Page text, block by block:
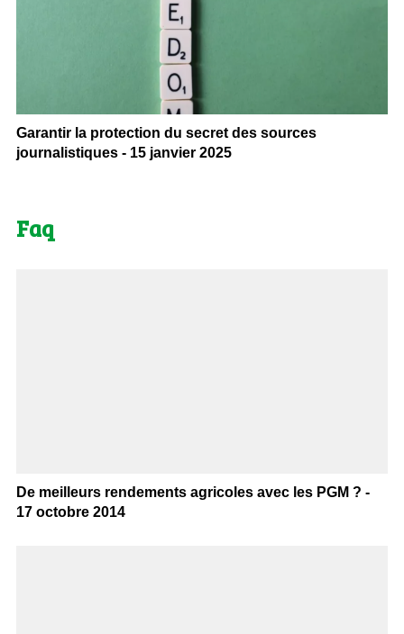
Garantir la protection du secret des sources
journalistiques - 15 janvier 2025
Faq
De meilleurs rendements agricoles avec les PGM ? -
17 octobre 2014